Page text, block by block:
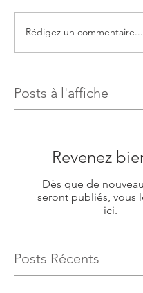
Rédigez un commentaire...
Posts à l'affiche
Revenez
Dès que de
seront publiés, vous
ici.
Posts Récents